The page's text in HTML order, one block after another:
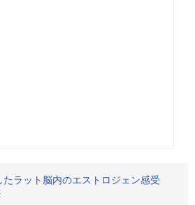
たラット脳内のエストロジェン感受